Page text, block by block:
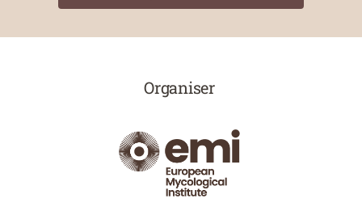
Organiser